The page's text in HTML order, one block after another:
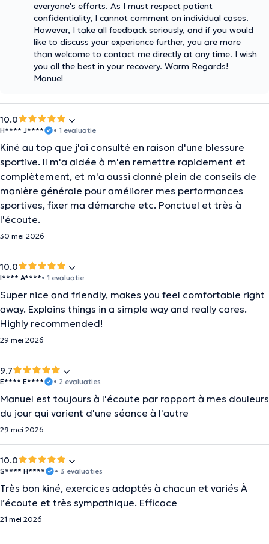
everyone's efforts. As I must respect patient
confidentiality, I cannot comment on individual cases.
However, I take all feedback seriously, and if you would
like to discuss your experience further, you are more
than welcome to contact me directly at any time. I wish
you all the best in your recovery. Warm Regards!
Manuel
10.0
H**** J**** • 1 evaluatie
Kiné au top que j'ai consulté en raison d'une blessure
sportive. Il m'a aidée à m'en remettre rapidement et
complètement, et m'a aussi donné plein de conseils de
manière générale pour améliorer mes performances
sportives, fixer ma démarche etc. Ponctuel et très à
l'écoute.
30 mei 2026
10.0
I**** A****• 1 evaluatie
Super nice and friendly, makes you feel comfortable right
away. Explains things in a simple way and really cares.
Highly recommended!
29 mei 2026
9.7
E**** E**** • 2 evaluaties
Manuel est toujours à l'écoute par rapport à mes douleurs
du jour qui varient d'une séance à l'autre
29 mei 2026
10.0
S**** H**** • 3 evaluaties
Très bon kiné, exercices adaptés à chacun et variés À
l’écoute et très sympathique. Efficace
21 mei 2026